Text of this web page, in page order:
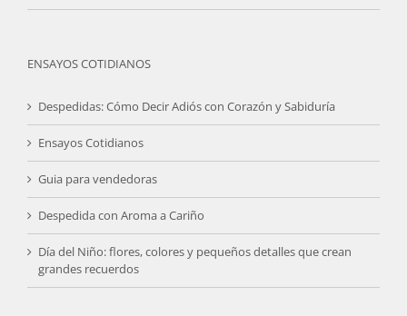
ENSAYOS COTIDIANOS
Despedidas: Cómo Decir Adiós con Corazón y Sabiduría
Ensayos Cotidianos
Guia para vendedoras
Despedida con Aroma a Cariño
Día del Niño: flores, colores y pequeños detalles que crean
grandes recuerdos